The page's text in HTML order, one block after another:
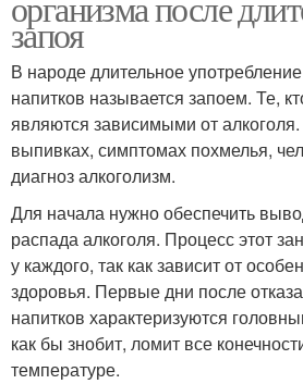
запоя
В народе длительное
напитков называется запоем. Те,
являются зависимыми от
выпивках, симптомах похмелья,
диагноз алкоголизм.
Для начала нужно обеспечить
распада алкоголя. Процесс этот
у каждого, так как зависит от
здоровья. Первые дни после
напитков характеризуются
как бы знобит, ломит все
температуре.